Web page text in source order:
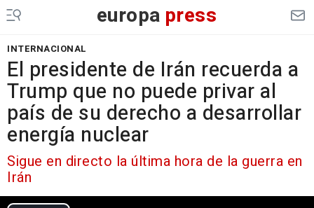
europa press
INTERNACIONAL
El presidente de Irán recuerda a
Trump que no puede privar al
país de su derecho a desarrollar
energía nuclear
Sigue en directo la última hora de la guerra en
Irán